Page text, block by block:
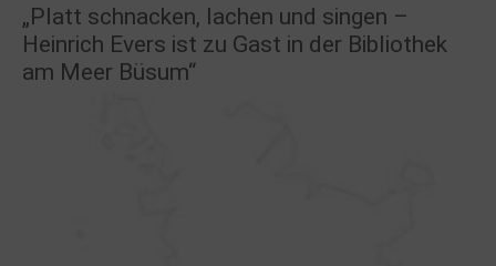
„Platt schnacken, lachen und singen –
Heinrich Evers ist zu Gast in der Bibliothek
am Meer Büsum“